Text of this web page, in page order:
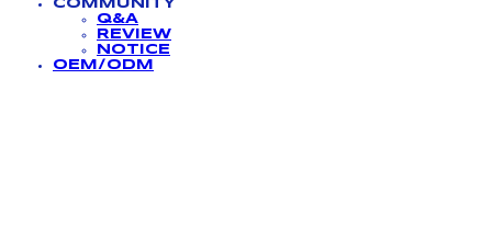
COMMUNITY
Q&A
REVIEW
NOTICE
OEM/ODM